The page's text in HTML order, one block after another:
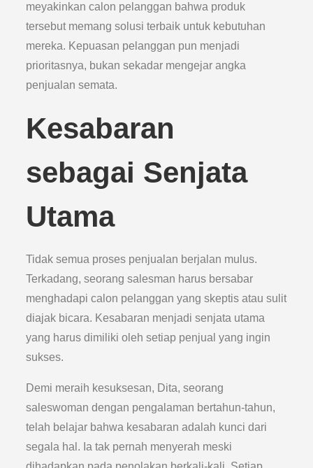
meyakinkan calon pelanggan bahwa produk
tersebut memang solusi terbaik untuk kebutuhan
mereka. Kepuasan pelanggan pun menjadi
prioritasnya, bukan sekadar mengejar angka
penjualan semata.
Kesabaran
sebagai Senjata
Utama
Tidak semua proses penjualan berjalan mulus.
Terkadang, seorang salesman harus bersabar
menghadapi calon pelanggan yang skeptis atau sulit
diajak bicara. Kesabaran menjadi senjata utama
yang harus dimiliki oleh setiap penjual yang ingin
sukses.
Demi meraih kesuksesan, Dita, seorang
saleswoman dengan pengalaman bertahun-tahun,
telah belajar bahwa kesabaran adalah kunci dari
segala hal. Ia tak pernah menyerah meski